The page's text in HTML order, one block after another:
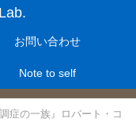
お問い合わせ
Note to self
調症の一族』ロバート・コ